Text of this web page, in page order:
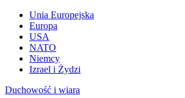
Unia Europejska
Europa
USA
NATO
Niemcy
Izrael i Żydzi
Duchowość i wiara